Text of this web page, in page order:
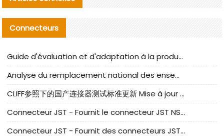
Connecteurs
Guide d'évaluation et d'adaptation à la production des composants de câbles nationaux CNC Tech
Analyse du remplacement national des ensembles de câbles à fréquence élevée I-PEX
CLIFF参照下的国产连接器测试标准更新 Mise à jour des normes de test des connecteurs nationaux sous la référence CLIFF
Connecteur JST - Fournit le connecteur JST NSHR-02V-S original | Équivalent
Connecteur JST - Fournit des connecteurs JST GHR-09V-S authentiques et des produits de remplacement|